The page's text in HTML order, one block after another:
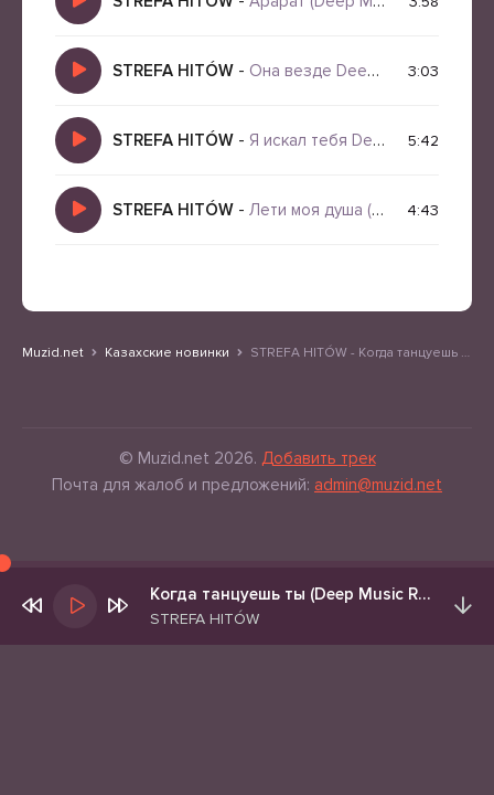
STREFA HITÓW - Она везде Deep Music Remix 2026 3:03
STREFA HITÓW - Я искал тебя Deep Music Remix 2026 5:42
STREFA HITÓW - Лети моя душа (Deep Music Remix 2026) 4:43
Muzid.net Казахские новинки STREFA HITÓW - Когда танцуешь ты (Deep Music Remix 2026)
© Muzid.net 2026. Добавить трек
Почта для жалоб и предложений: admin@muzid.net
Когда танцуешь ты (Deep Music Remix 2026)
STREFA HITÓW